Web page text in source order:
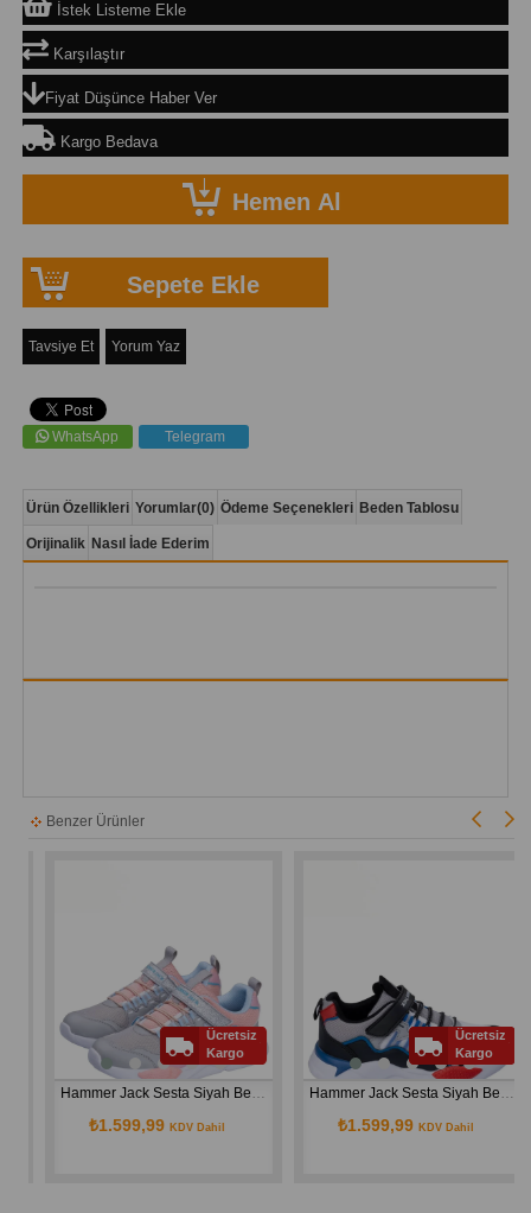
İstek Listeme Ekle
Karşılaştır
Fiyat Düşünce Haber Ver
Kargo Bedava
Tavsiye Et Yorum Yaz
WhatsApp Telegram
Ürün Özellikleri Yorumlar(0) Ödeme Seçenekleri Beden Tablosu
Orijinalik Nasıl İade Ederim
Benzer Ürünler
Hammer Jack Sesta Siyah Beyaz Çocuk Spor Ayakkabı 490 160-F
₺1.599,99KDV Dahil
Ücretsiz
Kargo
Hammer Jack Sesta Siyah Beyaz Çocuk Spor Ayakkabı 490 160-F
₺1.599,99KDV Dahil
Ücretsiz
Kargo